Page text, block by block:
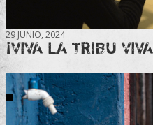
29 JUNIO, 2024
¡VIVA LA TRIBU